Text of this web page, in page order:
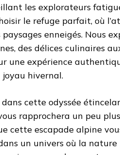
les explorateurs
le refuge parfait, où
enneigés. Nous
des délices culinaires
une expérience
hivernal.
cette odyssée
rapprochera un peu
cette escapade alpine
un univers où la